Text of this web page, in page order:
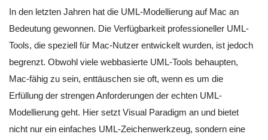
In den letzten Jahren hat die UML-Modellierung auf Mac an
Bedeutung gewonnen. Die Verfügbarkeit professioneller UML-
Tools, die speziell für Mac-Nutzer entwickelt wurden, ist jedoch
begrenzt. Obwohl viele webbasierte UML-Tools behaupten,
Mac-fähig zu sein, enttäuschen sie oft, wenn es um die
Erfüllung der strengen Anforderungen der echten UML-
Modellierung geht. Hier setzt Visual Paradigm an und bietet
nicht nur ein einfaches UML-Zeichenwerkzeug, sondern eine